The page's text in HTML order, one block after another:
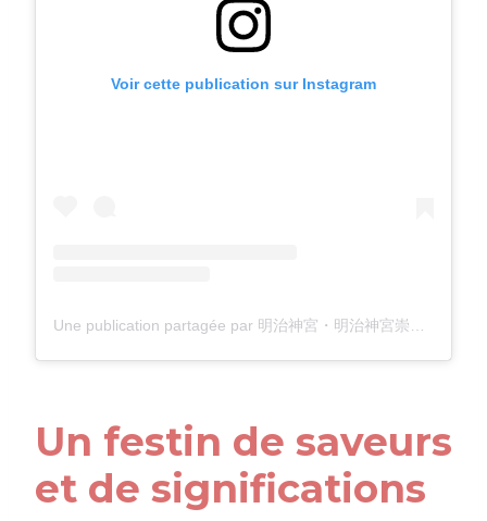
Voir cette publication sur Instagram
Un festin de saveurs
et de significations